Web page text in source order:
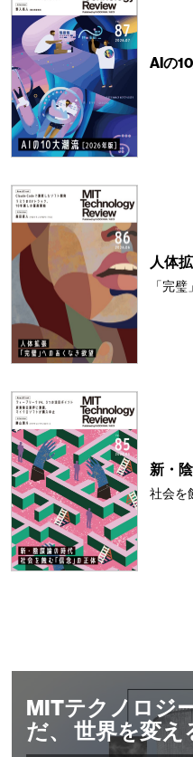
AIの
人体
「完
新・
社会を
MITテクノロジ
だ、 世界を変え